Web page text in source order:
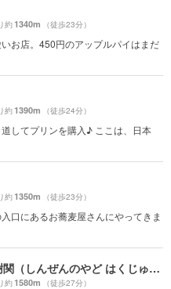
約1340m （徒歩23分）
お店。450円のアップルパイはまだ
約1390m （徒歩24分）
してプリンを購入♪ ここは、日本
約1350m （徒歩23分）
口にあるお蕎麦屋さんにやってきま
永平寺 親禅の宿 柏樹関（しんぜんのやど はくじゅかん）
約1580m （徒歩27分）